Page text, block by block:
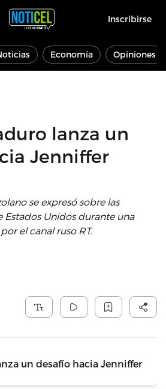
Inscribirse
Economía Opiniones
lanza un
Jenniffer
se expresó sobre las
Unidos durante una
el canal ruso RT.